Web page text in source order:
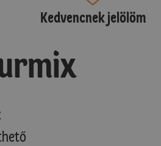
Kedvencnek jelölöm